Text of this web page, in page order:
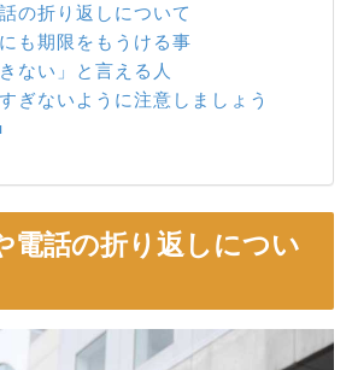
の折り返しについて
も期限をもうける事
ない」と言える人
ぎないように注意しましょう
電話の折り返しについ